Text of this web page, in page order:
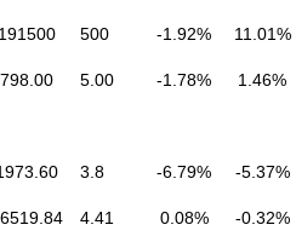
191500 500 -1.92% 11.01%
798.00 5.00 -1.78% 1.46%
3.8 -6.79% -5.37%
4.41 0.08% -0.32%